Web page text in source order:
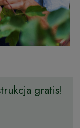
gratis!